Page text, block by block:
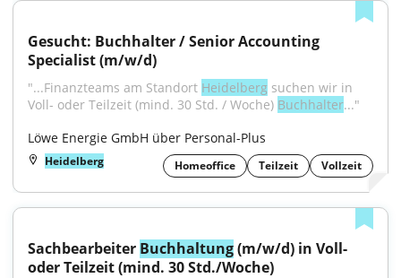
Gesucht: Buchhalter / Senior Accounting
Specialist (m/w/d)
"...Finanzteams am Standort Heidelberg suchen wir in
Voll- oder Teilzeit (mind. 30 Std. / Woche) Buchhalter..."
Löwe Energie GmbH über Personal-Plus
Heidelberg Homeoffice Teilzeit Vollzeit
Sachbearbeiter Buchhaltung (m/w/d) in Voll-
oder Teilzeit (mind. 30 Std./Woche)